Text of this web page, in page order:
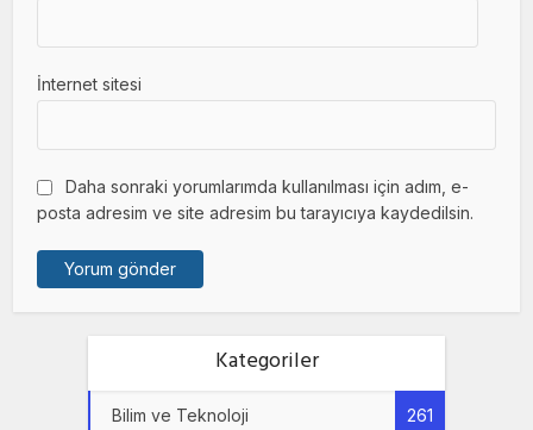
İnternet sitesi
Daha sonraki yorumlarımda kullanılması için adım, e-
posta adresim ve site adresim bu tarayıcıya kaydedilsin.
Kategoriler
Bilim ve Teknoloji 261